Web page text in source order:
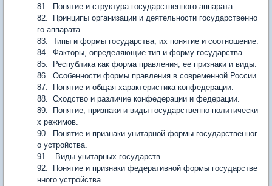
81. Понятие и структура государственного аппарата.
82. Принципы организации и деятельности государственно
го аппарата.
83. Типы и формы государства, их понятие и соотношение.
84. Факторы, определяющие тип и форму государства.
85. Республика как форма правления, ее признаки и виды.
86. Особенности формы правления в современной России.
87. Понятие и общая характеристика конфедерации.
88. Сходство и различие конфедерации и федерации.
89. Понятие, признаки и виды государственно-политически
х режимов.
90. Понятие и признаки унитарной формы государственног
о устройства.
91. Виды унитарных государств.
92. Понятие и признаки федеративной формы государстве
нного устройства.